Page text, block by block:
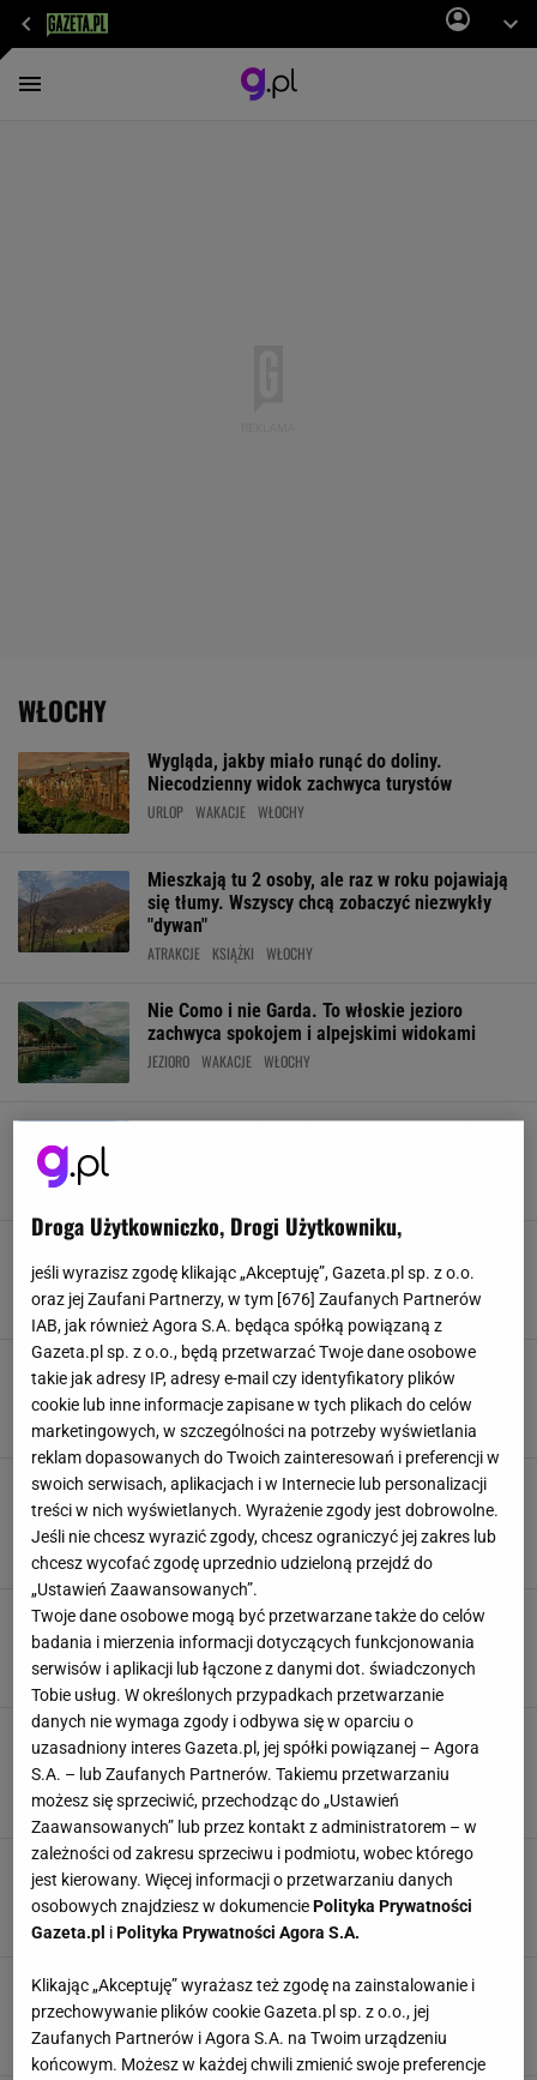
WŁOCHY
Wygląda, jakby miało runąć do doliny.
Niecodzienny widok zachwyca turystów
URLOP WAKACJE WŁOCHY
Mieszkają tu 2 osoby, ale raz w roku pojawiają
się tłumy. Wszyscy chcą zobaczyć niezwykły
"dywan"
ATRAKCJE KSIĄŻKI WŁOCHY
Nie Como i nie Garda. To włoskie jezioro
zachwyca spokojem i alpejskimi widokami
JEZIORO WAKACJE WŁOCHY
Turystyczny raj mówi dość turystom. Koniec
Fioletowy tunel jak z bajki ma ponad 70
metrów. Pojawia się tylko na 4 tygodnie
OGRÓD ROŚLINY WŁOCHY
Sardynia szykuje nowe turystyczne hity. Te
miejsca wciąż są wolne od tłumów
NEWS SARDYNIA WŁOCHY
"Europejskie Karaiby" wyglądają jak z
pocztówki. Białe wydmy i turkusowa woda
tworzą magiczny widok
PLAŻA SARDYNIA WAKACJE WŁOCHY
Wenecja znowu przetrzepie kieszenie turystów.
Oni za wstęp zapłacą dwa razy więcej
WAKACJE WENECJA WŁOCHY
Włoskie miasteczko znika z mapy jak
Malediwy. Turyści szturmują je, zanim będzie
za późno
CIEKAWOSTKI MIASTO URLOP WŁOCHY
Białe uliczki i turkusowe morze. Porównują je
do Santorini, ale jest haczyk
CIEKAWE MIEJSCA CIEKAWOSTKI CIEPŁO PODRÓŻ
To miejsce mrozi krew w żyłach. W tych
katakumbach zmarli wciąż "patrzą" na żywych
CIEKAWE MIEJSCA KATAKUMBY MUMIA PALERMO
Droga Użytkowniczko, Drogi Użytkowniku,
jeśli wyrazisz zgodę klikając „Akceptuję”, Gazeta.pl sp. z o.o.
oraz jej Zaufani Partnerzy, w tym [ 676 ] Zaufanych Partnerów
IAB, jak również Agora S.A. będąca spółką powiązaną z
Gazeta.pl sp. z o.o., będą przetwarzać Twoje dane osobowe
takie jak adresy IP, adresy e-mail czy identyfikatory plików
cookie lub inne informacje zapisane w tych plikach do celów
marketingowych, w szczególności na potrzeby wyświetlania
reklam dopasowanych do Twoich zainteresowań i preferencji w
swoich serwisach, aplikacjach i w Internecie lub personalizacji
treści w nich wyświetlanych. Wyrażenie zgody jest dobrowolne.
Jeśli nie chcesz wyrazić zgody, chcesz ograniczyć jej zakres lub
chcesz wycofać zgodę uprzednio udzieloną przejdź do
„Ustawień Zaawansowanych”.
Twoje dane osobowe mogą być przetwarzane także do celów
badania i mierzenia informacji dotyczących funkcjonowania
serwisów i aplikacji lub łączone z danymi dot. świadczonych
Tobie usług. W określonych przypadkach przetwarzanie
danych nie wymaga zgody i odbywa się w oparciu o
uzasadniony interes Gazeta.pl, jej spółki powiązanej – Agora
S.A. – lub Zaufanych Partnerów. Takiemu przetwarzaniu
możesz się sprzeciwić, przechodząc do „Ustawień
Zaawansowanych” lub przez kontakt z administratorem – w
zależności od zakresu sprzeciwu i podmiotu, wobec którego
jest kierowany. Więcej informacji o przetwarzaniu danych
osobowych znajdziesz w dokumencie Polityka Prywatności
Gazeta.pl i Polityka Prywatności Agora S.A.
Klikając „Akceptuję” wyrażasz też zgodę na zainstalowanie i
przechowywanie plików cookie Gazeta.pl sp. z o.o., jej
Zaufanych Partnerów i Agora S.A. na Twoim urządzeniu
końcowym. Możesz w każdej chwili zmienić swoje preferencje